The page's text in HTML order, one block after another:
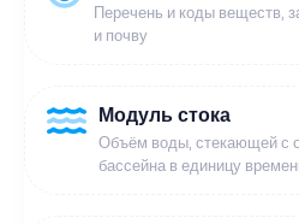
Перечень и коды веществ,
и почву
Модуль стока
Объём воды, стекающей с
бассейна в единицу